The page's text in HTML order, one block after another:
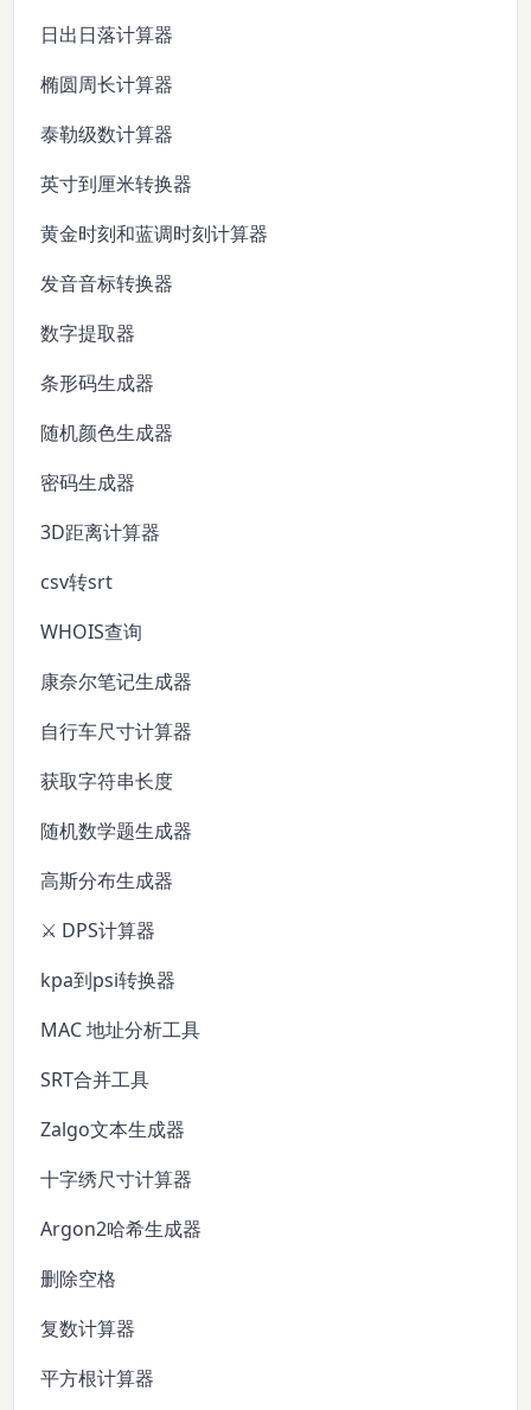
日出日落计算器
椭圆周长计算器
泰勒级数计算器
英寸到厘米转换器
黄金时刻和蓝调时刻计算器
发音音标转换器
数字提取器
条形码生成器
随机颜色生成器
密码生成器
3D距离计算器
csv转srt
WHOIS查询
康奈尔笔记生成器
自行车尺寸计算器
获取字符串长度
随机数学题生成器
高斯分布生成器
⚔️ DPS计算器
kpa到psi转换器
MAC 地址分析工具
SRT合并工具
Zalgo文本生成器
十字绣尺寸计算器
Argon2哈希生成器
删除空格
复数计算器
平方根计算器